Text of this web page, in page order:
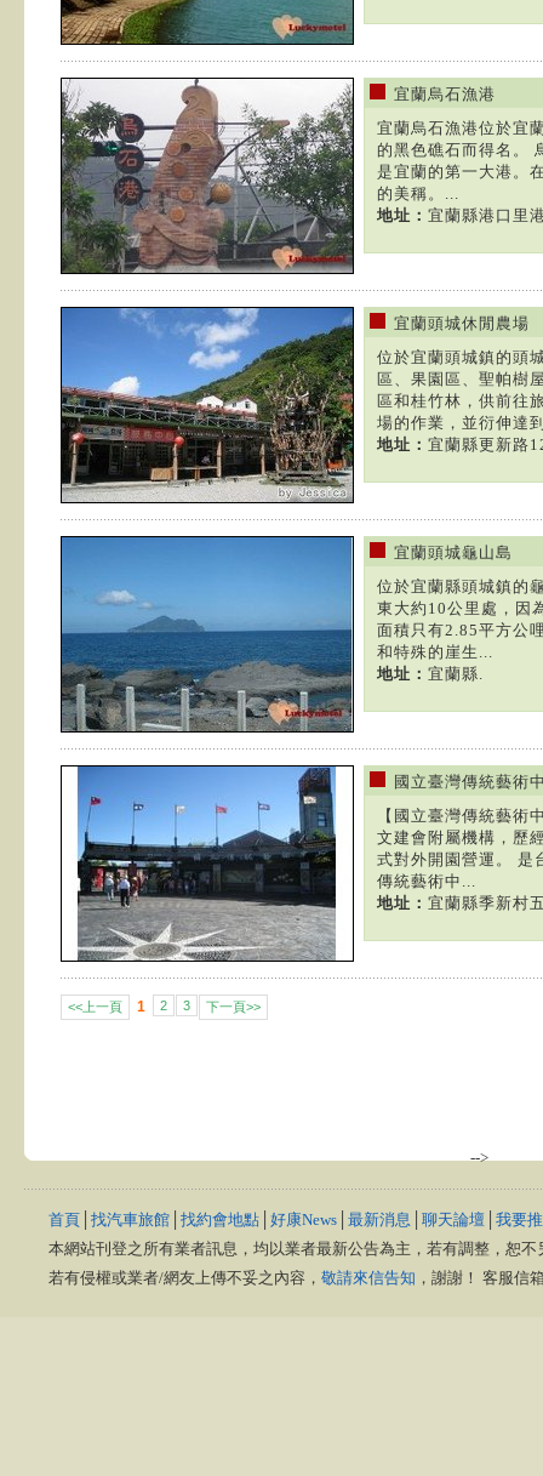
宜蘭烏石漁港
宜蘭烏石漁港位於宜
的黑色礁石而得名。
是宜蘭的第一大港。
的美稱。...
地址： 宜蘭縣港口里
宜蘭頭城休閒農場
位於宜蘭頭城鎮的頭
區、果園區、聖帕樹
區和桂竹林，供前往
場的作業，並衍伸達
地址： 宜蘭縣更新路
宜蘭頭城龜山島
位於宜蘭縣頭城鎮的
東大約10公里處，因
面積只有2.85平方公
和特殊的崖生...
地址： 宜蘭縣.
國立臺灣傳統藝術
【國立臺灣傳統藝術
文建會附屬機構，歷
式對外開園營運。 是
傳統藝術中...
地址： 宜蘭縣季新村
<<上一頁 1 2 3 下一頁>>
-->
首頁 找汽車旅館 找約會地點 好康News 最新消息 聊天論壇 我要
本網站刊登之所有業者訊息，均以業者最新公告為主，若有調整，恕
若有侵權或業者/網友上傳不妥之內容， 敬請來信告知 ，謝謝！ 客服信